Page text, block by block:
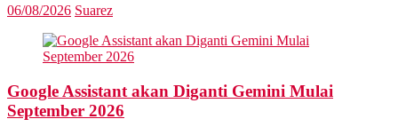
06/08/2026 Suarez
Google Assistant akan Diganti Gemini Mulai
September 2026